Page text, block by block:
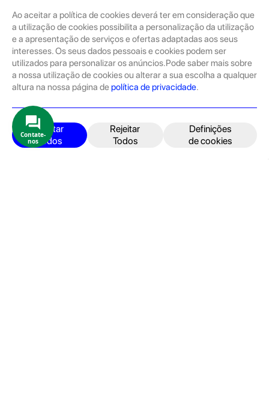
Ao aceitar a política de cookies deverá ter em consideração que
a utilização de cookies possibilita a personalização da utilização
e a apresentação de serviços e ofertas adaptadas aos seus
interesses. Os seus dados pessoais e cookies podem ser
utilizados para personalizar os anúncios.Pode saber mais sobre
a nossa utilização de cookies ou alterar a sua escolha a qualquer
altura na nossa página de política de privacidade.
Aceitar
Todos
Rejeitar
Todos
Definições
de cookies
Sobre
A GeekStore é a tua loja de produtos seminovos e novos Apple.
Tratam-se de dispositivos com pouco uso, exposição de loja ou
Novos.
Os seminovos são sempre sujeitos a uma inspeção rigorosa
pelas equipas técnicas que connosco trabalham.
Produtos e Serviços
iPhone
iPad
Contate-
nos